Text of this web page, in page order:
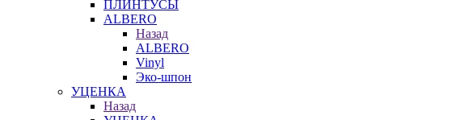
ПЛИНТУСЫ
ALBERO
Назад
ALBERO
Vinyl
Эко-шпон
УЦЕНКА
Назад